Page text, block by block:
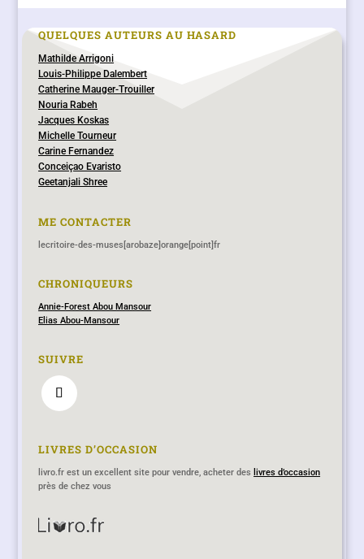
QUELQUES AUTEURS AU HASARD
Mathilde Arrigoni
Louis-Philippe Dalembert
Catherine Mauger-Trouiller
Nouria Rabeh
Jacques Koskas
Michelle Tourneur
Carine Fernandez
Conceiçao Evaristo
Geetanjali Shree
ME CONTACTER
lecritoire-des-muses[arobaze]orange[point]fr
CHRONIQUEURS
Annie-Forest Abou Mansour
Elias Abou-Mansour
SUIVRE
LIVRES D’OCCASION
livro.fr est un excellent site pour vendre, acheter des livres d’occasion
près de chez vous